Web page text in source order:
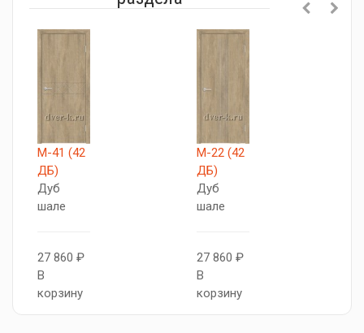
М-41 (42
ДБ)
Дуб
шале
27 860 ₽
В
корзину
М-22 (42
ДБ)
Дуб
шале
27 860 ₽
В
корзину